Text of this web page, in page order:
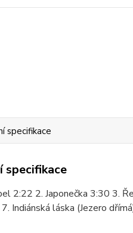
specifikace
specifikace
2:22 2. Japonečka 3:30 3.
Indiánská láska (Jezero